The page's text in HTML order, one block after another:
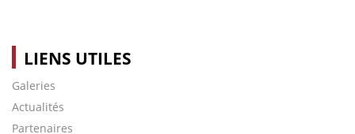
LIENS UTILES
Galeries
Actualités
Partenaires